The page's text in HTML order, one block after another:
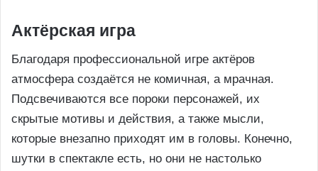
Актёрская игра
Благодаря профессиональной игре актёров
атмосфера создаётся не комичная, а мрачная.
Подсвечиваются все пороки персонажей, их
скрытые мотивы и действия, а также мысли,
которые внезапно приходят им в головы. Конечно,
шутки в спектакле есть, но они не настолько